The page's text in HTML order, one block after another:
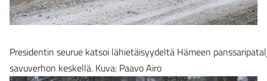
Presidentin seurue katsoi lähietäisyydeltä Hämeen
savuverhon keskellä. Kuva: Paavo Airo